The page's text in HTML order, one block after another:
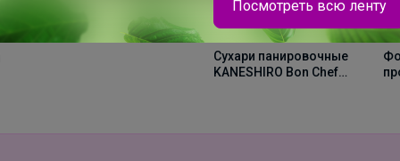
329р 629р
Фольга 29см*100м
прочная Горница
Шорты для мальчика для физкультуры
Посмотреть всю ленту